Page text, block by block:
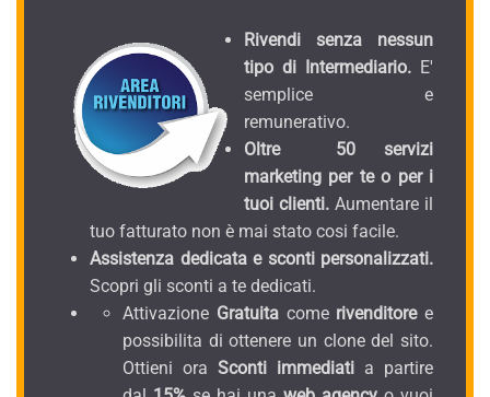
Rivendi senza nessun
tipo di Intermediario. E'
semplice e
remunerativo.
Oltre 50 servizi
marketing per te o per i
tuoi clienti. Aumentare il
tuo fatturato non è mai stato cosi facile.
Assistenza dedicata e sconti personalizzati.
Scopri gli sconti a te dedicati.
Attivazione Gratuitacomerivenditoree
possibilita di ottenere un clone del sito.
Ottieni ora Sconti immediati a partire